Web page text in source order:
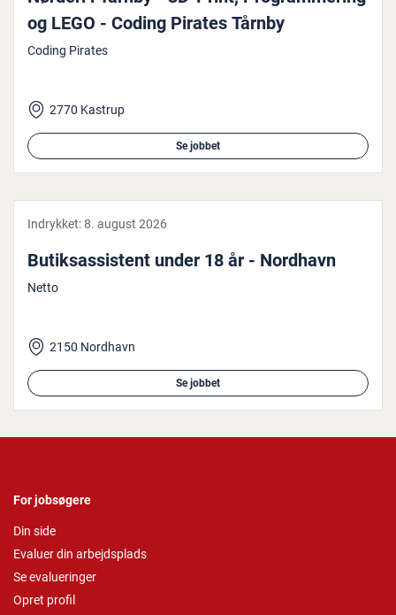
og LEGO - Coding Pirates Tårnby
Coding Pirates
2770 Kastrup
Se jobbet
Indrykket:8. august 2026
Bu­tiksas­si­stent under 18 år - Nordhavn
Netto
2150 Nordhavn
Se jobbet
For jobsøgere
Din side
Evaluer din arbejdsplads
Se evalueringer
Opret profil